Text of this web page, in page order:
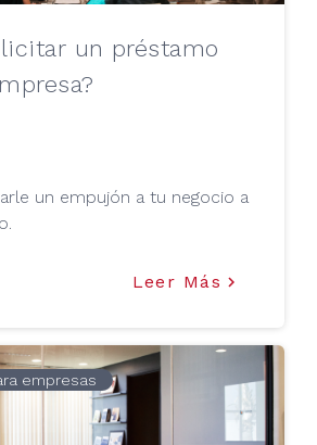
un préstamo
un empujón a tu negocio a
Leer Más keyboard_arrow_right
empresas